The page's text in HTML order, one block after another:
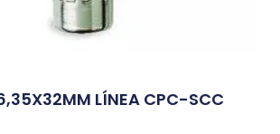
LÍNEA CPC-SCC